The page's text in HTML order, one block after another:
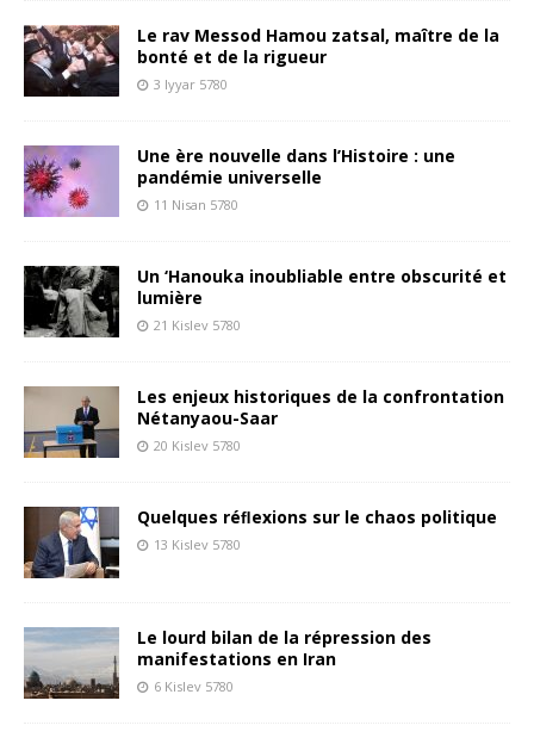
Le rav Messod Hamou zatsal, maître de la
bonté et de la rigueur
3 Iyyar 5780
Une ère nouvelle dans l’Histoire : une
pandémie universelle
11 Nisan 5780
Un ‘Hanouka inoubliable entre obscurité et
lumière
21 Kislev 5780
Les enjeux historiques de la confrontation
Nétanyaou-Saar
20 Kislev 5780
Quelques réﬂexions sur le chaos politique
13 Kislev 5780
Le lourd bilan de la répression des
manifestations en Iran
6 Kislev 5780